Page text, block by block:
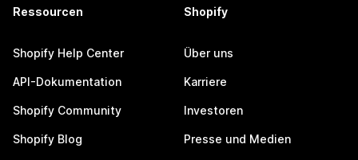
Ressourcen
Shopify Help Center
API-Dokumentation
Shopify Community
Shopify Blog
Shopify
Über uns
Karriere
Investoren
Presse und Medien